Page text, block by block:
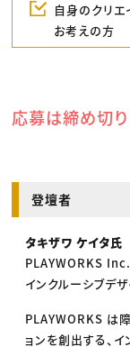
自身のクリエ
お考えの方
応募は締め切り
登壇者
タキザワ ケイタ氏
PLAYWORKS
インクルーシブデ
PLAYWORKS は
ョンを創出する、